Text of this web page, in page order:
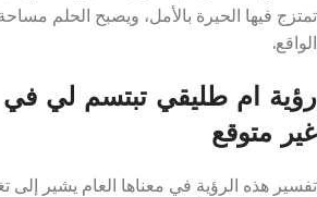
تمتزج فيها الحيرة بالأمل، ويصبح الحلم
الواقع.
رؤية ام طليقي تبتسم لي
غير متوقع
تفسير هذه الرؤية في معناها العام يشير إلى